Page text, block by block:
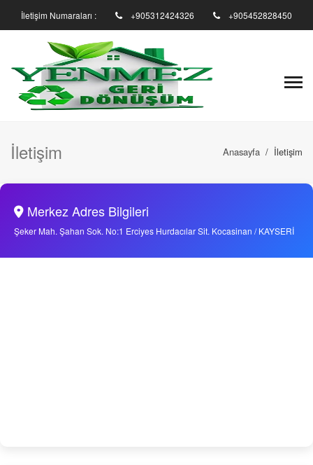
İletişim Numaraları : +905312424326 +905452828450
İletişim Anasayfa / İletişim
Merkez Adres Bilgileri
Şeker Mah. Şahan Sok. No:1 Erciyes Hurdacılar Sit. Kocasinan / KAYSERİ